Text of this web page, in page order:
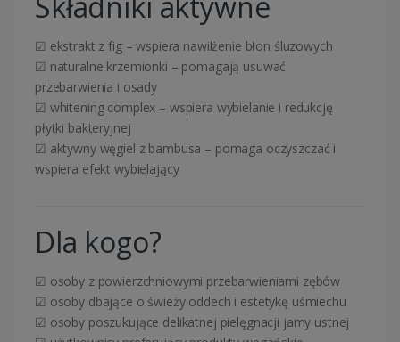
☑ ekstrakt z fig – wspiera nawilżenie błon śluzowych
☑ naturalne krzemionki – pomagają usuwać
przebarwienia i osady
☑ whitening complex – wspiera wybielanie i redukcję
płytki bakteryjnej
☑ aktywny węgiel z bambusa – pomaga oczyszczać i
wspiera efekt wybielający
Dla kogo?
☑ osoby z powierzchniowymi przebarwieniami zębów
☑ osoby dbające o świeży oddech i estetykę uśmiechu
☑ osoby poszukujące delikatnej pielęgnacji jamy ustnej